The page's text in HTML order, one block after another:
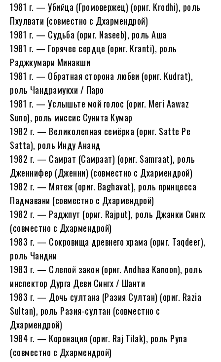
1981 г. — Убийца (Громовержец) (ориг. Krodhi), роль
Пхулвати (совместно с Дхармендрой)
1981 г. — Судьба (ориг. Naseeb), роль Аша
1981 г. — Горячее сердце (ориг. Kranti), роль
Раджкумари Минакши
1981 г. — Обратная сторона любви (ориг. Kudrat),
роль Чандрамукхи / Паро
1981 г. — Услышьте мой голос (ориг. Meri Aawaz
Suno), роль миссис Сунита Кумар
1982 г. — Великолепная семёрка (ориг. Satte Pe
Satta), роль Инду Ананд
1982 г. — Самрат (Самраат) (ориг. Samraat), роль
Дженнифер (Дженни) (совместно с Дхармендрой)
1982 г. — Мятеж (ориг. Baghavat), роль принцесса
Падмавани (совместно с Дхармендрой)
1982 г. — Раджпут (ориг. Rajput), роль Джанки Сингх
(совместно с Дхармендрой)
1983 г. — Сокровища древнего храма (ориг. Taqdeer),
роль Чандни
1983 г. — Слепой закон (ориг. Andhaa Kanoon), роль
инспектор Дурга Деви Сингх / Шанти
1983 г. — Дочь султана (Разия Султан) (ориг. Razia
Sultan), роль Разия-султан (совместно с
Дхармендрой)
1984 г. — Коронация (ориг. Raj Tilak), роль Рупа
(совместно с Дхармендрой)